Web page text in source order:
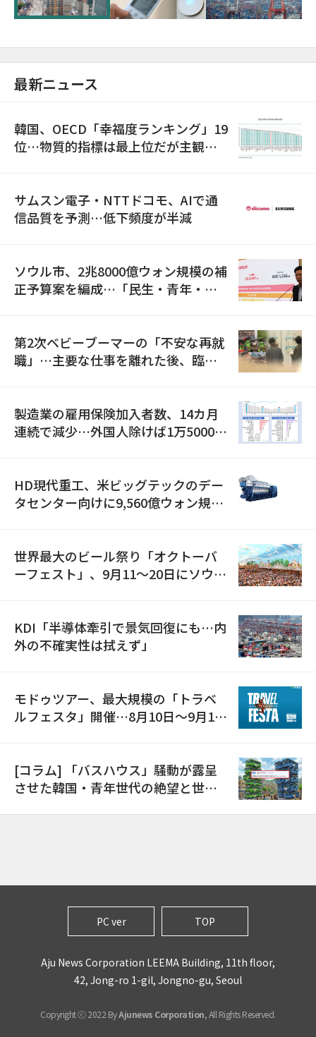
最新ニュース
韓国、OECD「幸福度ランキング」19
位…物質的指標は最上位だが主観的
サムスン電子・NTTドコモ、AIで通
信品質を予測…低下頻度が半減
ソウル市、2兆8000億ウォン規模の補
正予算案を編成…「民生・青年・安
第2次ベビーブーマーの「不安な再就
職」…主要な仕事を離れた後、臨時
製造業の雇用保険加入者数、14カ月
連続で減少…外国人除けば1万5000人
HD現代重工、米ビッグテックのデー
タセンター向けに9,560億ウォン規模
世界最大のビール祭り「オクトーバ
ーフェスト」、9月11〜20日にソウル
KDI「半導体牽引で景気回復にも…内
外の不確実性は拭えず」
モドゥツアー、最大規模の「トラベ
ルフェスタ」開催…8月10日～9月11
[コラム] 「バスハウス」騒動が露呈
させた韓国・青年世代の絶望と世代
PC ver TOP
Aju News Corporation LEEMA Building, 11th floor,
42, Jong-ro 1-gil, Jongno-gu, Seoul
Copyright ⓒ 2022 ByAjunews Corporation, All Rights Reserved.